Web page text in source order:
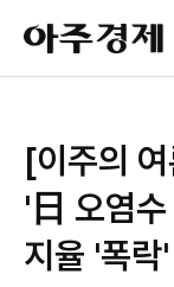
아
주
경
[이주의
'日 오염
지율 '폭락'